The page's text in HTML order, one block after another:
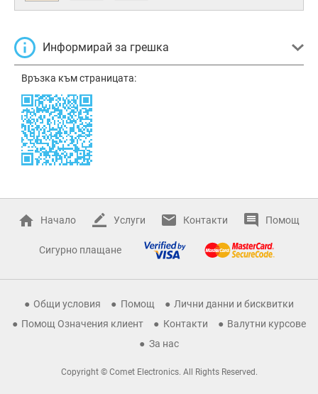
Информирай за грешка
Връзка към страницата:
Начало Услуги Контакти Помощ
Сигурно плащане
Общи условия Помощ
Лични данни и бисквитки
Помощ Означения клиент
Контакти
Валутни курсове
За нас
Copyright © Comet Electronics. All Rights Reserved.